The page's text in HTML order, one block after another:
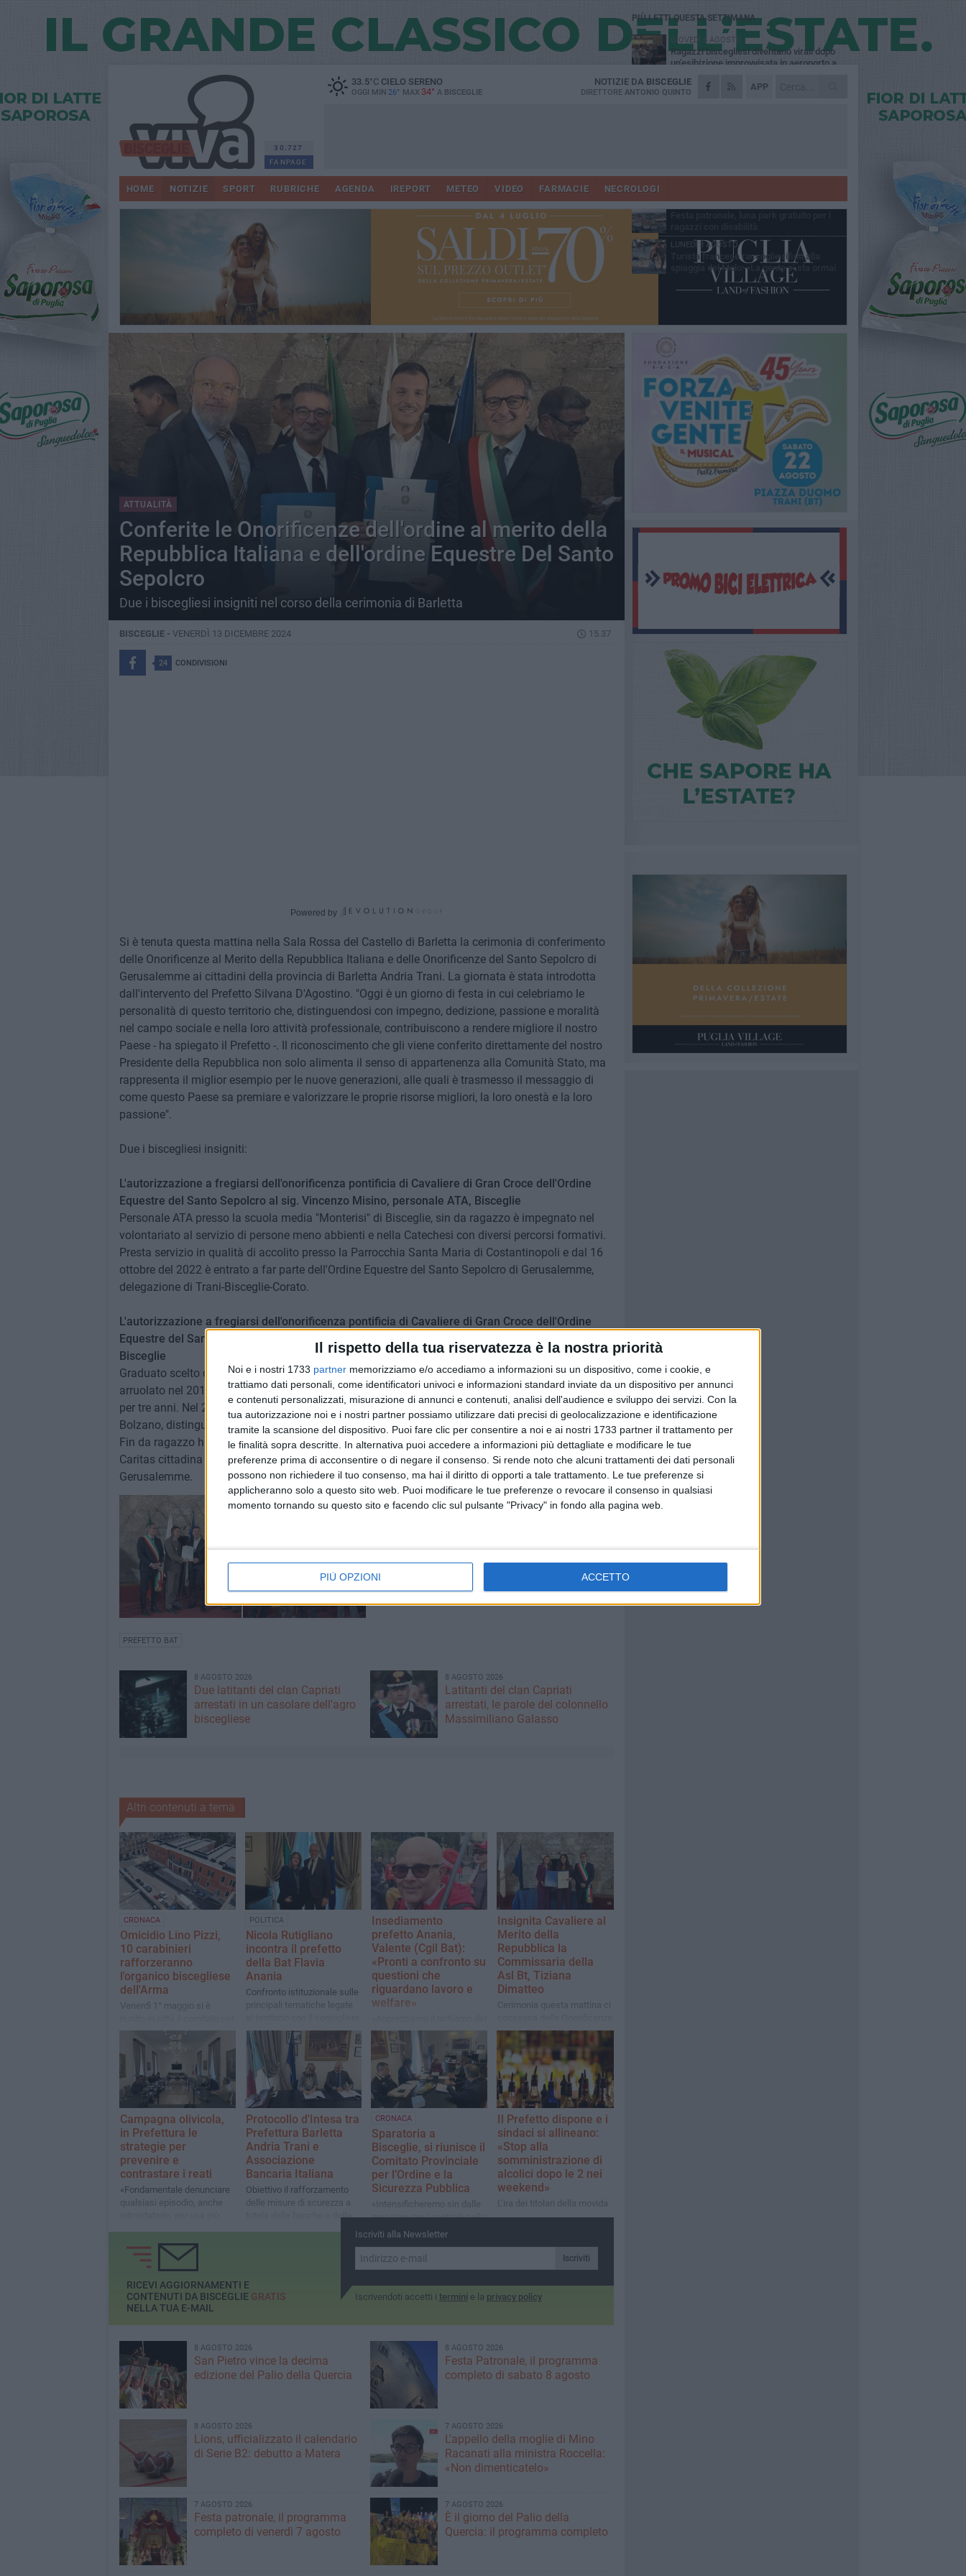
Il rispetto della tua riservatezza è la nostra priorità
Noi e i nostri 1733 partner memorizziamo e/o accediamo a informazioni su un dispositivo, come i cookie, e
trattiamo dati personali, come identificatori univoci e informazioni standard inviate da un dispositivo per annunci
e contenuti personalizzati, misurazione di annunci e contenuti, analisi dell'audience e sviluppo dei servizi. Con la
tua autorizzazione noi e i nostri partner possiamo utilizzare dati precisi di geolocalizzazione e identificazione
tramite la scansione del dispositivo. Puoi fare clic per consentire a noi e ai nostri 1733 partner il trattamento per
le finalità sopra descritte. In alternativa puoi accedere a informazioni più dettagliate e modificare le tue
preferenze prima di acconsentire o di negare il consenso. Si rende noto che alcuni trattamenti dei dati personali
possono non richiedere il tuo consenso, ma hai il diritto di opporti a tale trattamento. Le tue preferenze si
applicheranno solo a questo sito web. Puoi modificare le tue preferenze o revocare il consenso in qualsiasi
momento tornando su questo sito e facendo clic sul pulsante "Privacy" in fondo alla pagina web.
PIÙ OPZIONI ACCETTO
30.727
FANPAGE
33.5°CCIELO SERENO
OGGI MIN 26° MAX 34° A BISCEGLIE
APP
NOTIZIE DA BISCEGLIE
DIRETTORE ANTONIO QUINTO
HOME NOTIZIE SPORT RUBRICHE AGENDA IREPORT METEO VIDEO FARMACIE NECROLOGI
ATTUALITÀ
Conferite le Onorificenze dell'ordine al merito della
Repubblica Italiana e dell'ordine Equestre Del Santo
Sepolcro
Due i biscegliesi insigniti nel corso della cerimonia di Barletta
BISCEGLIE - VENERDÌ 13 DICEMBRE 2024 15.37
24 CONDIVISIONI
Powered by
Si è tenuta questa mattina nella Sala Rossa del Castello di Barletta la cerimonia di conferimento
delle Onorificenze al Merito della Repubblica Italiana e delle Onorificenze del Santo Sepolcro di
Gerusalemme ai cittadini della provincia di Barletta Andria Trani. La giornata è stata introdotta
dall'intervento del Prefetto Silvana D'Agostino. "Oggi è un giorno di festa in cui celebriamo le
personalità di questo territorio che, distinguendosi con impegno, dedizione, passione e moralità
nel campo sociale e nella loro attività professionale, contribuiscono a rendere migliore il nostro
Paese - ha spiegato il Prefetto -. Il riconoscimento che gli viene conferito direttamente del nostro
Presidente della Repubblica non solo alimenta il senso di appartenenza alla Comunità Stato, ma
rappresenta il miglior esempio per le nuove generazioni, alle quali è trasmesso il messaggio di
come questo Paese sa premiare e valorizzare le proprie risorse migliori, la loro onestà e la loro
passione".
Due i biscegliesi insigniti:
L'autorizzazione a fregiarsi dell'onorificenza pontificia di Cavaliere di Gran Croce dell'Ordine
Equestre del Santo Sepolcro al sig. Vincenzo Misino, personale ATA, Bisceglie
Personale ATA presso la scuola media "Monterisi" di Bisceglie, sin da ragazzo è impegnato nel
volontariato al servizio di persone meno abbienti e nella Catechesi con diversi percorsi formativi.
Presta servizio in qualità di accolito presso la Parrocchia Santa Maria di Costantinopoli e dal 16
ottobre del 2022 è entrato a far parte dell'Ordine Equestre del Santo Sepolcro di Gerusalemme,
delegazione di Trani-Bisceglie-Corato.
L'autorizzazione a fregiarsi dell'onorificenza pontificia di Cavaliere di Gran Croce dell'Ordine
Equestre del Santo Sepolcro al sig. Domenico Misino, Graduato Scelto dell'Esercito Italiano,
Bisceglie
Graduato scelto dell'Esercito Italiano in servizio presso il 9° Reggimento Fanteria di Trani, si è
arruolato nel 2012 come VFP1 presso la Caserma di Montorio Veronese, dove ha prestato servizio
per tre anni. Nel 2018 è stato assunto in servizio permanente presso il Comando Truppe Alpine di
Bolzano, distinguendosi con diversi riconoscimenti per spirito di servizio e dovere alla Patria.
Fin da ragazzo ha frequentato la Parrocchia di appartenenza e svolto attività di volontariato nella
Caritas cittadina e dall'ottobre del 2022 è entrato nell'Ordine Equestre del Santo Sepolcro di
Gerusalemme.
PREFETTO BAT
8 AGOSTO 2026
Due latitanti del clan Capriati
arrestati in un casolare dell'agro
biscegliese
8 AGOSTO 2026
Latitanti del clan Capriati
arrestati, le parole del colonnello
Massimiliano Galasso
Altri contenuti a tema
CRONACA
Omicidio Lino Pizzi,
10 carabinieri
rafforzeranno
l'organico biscegliese
dell'Arma
Venerdì 1° maggio si è
l'ordine e la sicurezza. Il
prefetto Anania: «Attenzione
massima»
POLITICA
Nicola Rutigliano
incontra il prefetto
della Bat Flavia
Anania
Confronto istituzionale sulle
principali tematiche legate
regionale biscegliese
Insediamento
prefetto Anania,
Valente (Cgil Bat):
«Pronti a confronto su
questioni che
riguardano lavoro e
welfare»
prefetto all’azione antimafia
come sistema di
prevenzione e tutela
dell'economia legale»
Insignita Cavaliere al
Merito della
Repubblica la
Commissaria della
Asl Bt, Tiziana
Dimatteo
Cerimonia questa mattina ci
della Repubblica Italiana,
dell’Ordine Equestre del
Santo Sepolcro e per le
vittime del terrorismo
​Campagna olivicola,
in Prefettura le
strategie per
prevenire e
contrastare i reati
«Fondamentale denunciare
qualsiasi episodio, anche
ai reati predatori» le parole
di D'Agostino
Protocollo d'Intesa tra
Prefettura Barletta
Andria Trani e
Associazione
Bancaria Italiana
Obiettivo il rafforzamento
delle misure di scurezza a
tutela delle banche e della
CRONACA
Sparatoria a
Bisceglie, si riunisce il
Comitato Provinciale
per l’Ordine e la
Sicurezza Pubblica
«Intensificheremo sin dalle
prossime ore i controlli nella
città di Bisceglie, oggetto
mesi» le parole del Prefetto
Bat D'Agostino
Il Prefetto dispone e i
sindaci si allineano:
«Stop alla
somministrazione di
alcolici dopo le 2 nei
weekend»
L’ira dei titolari della movida
Iscriviti alla Newsletter
Iscriviti
Iscrivendoti accetti i termini e la privacy policy
RICEVI AGGIORNAMENTI E
CONTENUTI DA BISCEGLIE GRATIS
NELLA TUA E-MAIL
8 AGOSTO 2026
San Pietro vince la decima
edizione del Palio della Quercia
8 AGOSTO 2026
Festa Patronale, il programma
completo di sabato 8 agosto
8 AGOSTO 2026
Lions, ufficializzato il calendario
di Serie B2: debutto a Matera
7 AGOSTO 2026
L'appello della moglie di Mino
Racanati alla ministra Roccella:
«Non dimenticatelo»
7 AGOSTO 2026
Festa patronale, il programma
completo di venerdì 7 agosto
7 AGOSTO 2026
È il giorno del Palio della
Quercia: il programma completo
PIÙ LETTI QUESTA SETTIMANA
GIOVEDÌ 6 AGOSTO
Ragazzi biscegliesi diventano virali dopo
un'esibizione improvvisata in aeroporto a
MARTEDÌ 4 AGOSTO
Emergenza caldo, il Comune di Bisceglie
Due auto incendiate nella notte in via Dieta
MERCOLEDÌ 5 AGOSTO
LUNEDÌ 3 AGOSTO
Turista francese raccoglie rifiuti alla
spiaggia del Molo: «La gente si sta ormai